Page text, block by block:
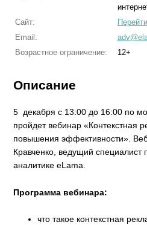
Сайт:
Email:
Возрастное ограничение:
12+
Описание
5 декабря с 13:00 до 16:00 по
пройдет вебинар «Контекстная
повышения эффективности».
Кравченко, ведущий специалист
аналитике eLama.
Программа вебинара:
что такое контекстная